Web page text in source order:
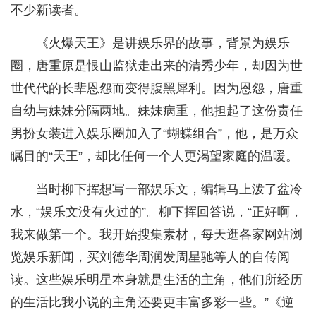
不少新读者。
《火爆天王》是讲娱乐界的故事，背景为娱乐
圈，唐重原是恨山监狱走出来的清秀少年，却因为世
世代代的长辈恩怨而变得腹黑犀利。因为恩怨，唐重
自幼与妹妹分隔两地。妹妹病重，他担起了这份责任
男扮女装进入娱乐圈加入了“蝴蝶组合”，他，是万众
瞩目的“天王”，却比任何一个人更渴望家庭的温暖。
当时柳下挥想写一部娱乐文，编辑马上泼了盆冷
水，“娱乐文没有火过的”。柳下挥回答说，“正好啊，
我来做第一个。我开始搜集素材，每天逛各家网站浏
览娱乐新闻，买刘德华周润发周星驰等人的自传阅
读。这些娱乐明星本身就是生活的主角，他们所经历
的生活比我小说的主角还要更丰富多彩一些。”《逆